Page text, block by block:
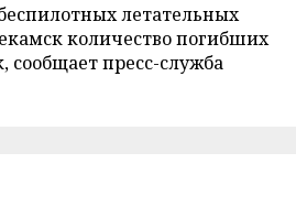
летательных
количество погибших
сообщает пресс-служба